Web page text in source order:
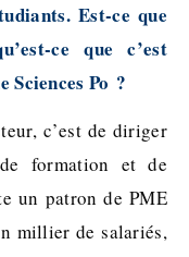
Est-ce que
ce que c’est
Sciences Po ?
c’est de diriger
formation et de
un patron de PME
millier de salariés,